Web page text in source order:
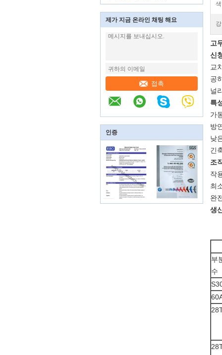
제가 지금 온라인 채팅 해요
접촉
인증
고
신
교
공
널
특
가
방
낮
긴
조
작
최
완
생
부
수